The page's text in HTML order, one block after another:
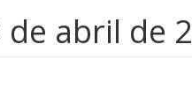
de abril de